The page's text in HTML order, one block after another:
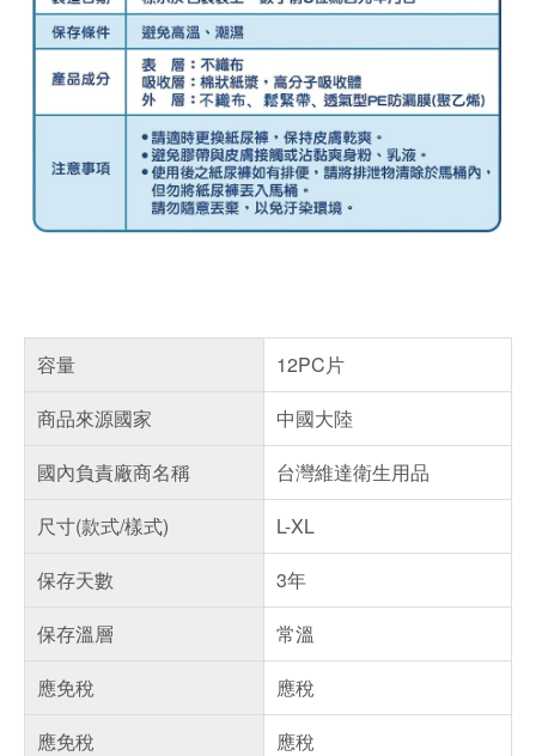
容量
12PC片
商品來源國家
中國大陸
國內負責廠商名稱
台灣維達衛生用品
尺寸(款式/樣式)
L-XL
保存天數
3年
保存溫層
常溫
應免稅
應稅
應免稅
應稅